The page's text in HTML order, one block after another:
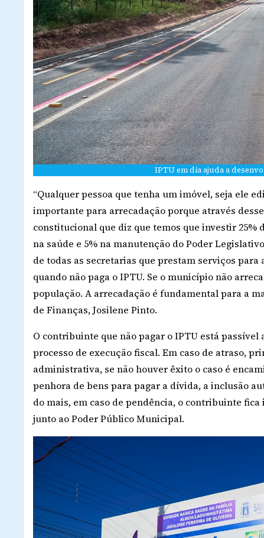
IPTU em dia ajuda a
“Qualquer pessoa que tenha um imóvel, seja ele
importante para arrecadação porque através
constitucional que diz que temos que investir 25%
na saúde e 5% na manutenção do Poder
de todas as secretarias que prestam serviços
quando não paga o IPTU. Se o município não
população. A arrecadação é fundamental para a
de Finanças, Josilene Pinto.
O contribuinte que não pagar o IPTU está
processo de execução fiscal. Em caso de atraso,
administrativa, se não houver êxito o caso é
penhora de bens para pagar a dívida, a inclusão
do mais, em caso de pendência, o contribuinte
junto ao Poder Público Municipal.